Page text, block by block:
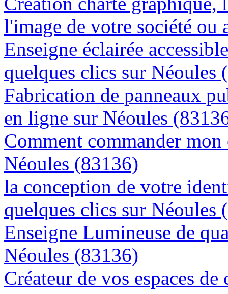
l'image de votre société
Enseigne éclairée
quelques clics sur Néoules
Fabrication de panneaux
en ligne sur Néoules
Comment commander
Néoules (83136)
la conception de votre
quelques clics sur Néoules
Enseigne Lumineuse de
Néoules (83136)
Créateur de vos espaces